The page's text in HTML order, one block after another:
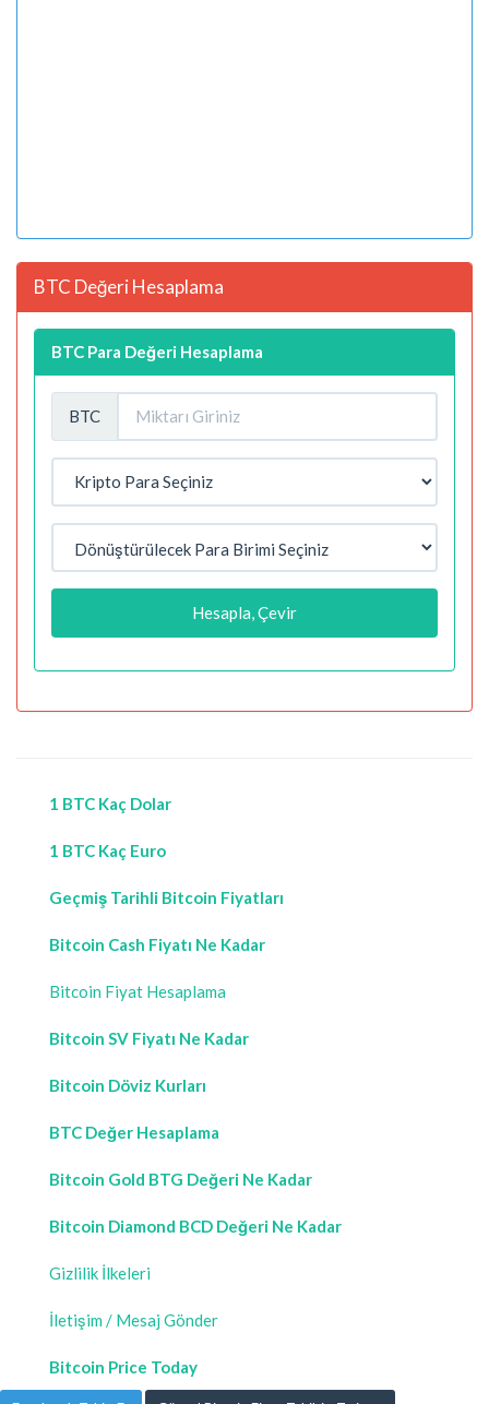
BTC Değeri Hesaplama
BTC Para Değeri Hesaplama
BTC
Hesapla, Çevir
1 BTC Kaç Dolar
1 BTC Kaç Euro
Geçmiş Tarihli Bitcoin Fiyatları
Bitcoin Cash Fiyatı Ne Kadar
Bitcoin Fiyat Hesaplama
Bitcoin SV Fiyatı Ne Kadar
Bitcoin Döviz Kurları
BTC Değer Hesaplama
Bitcoin Gold BTG Değeri Ne Kadar
Bitcoin Diamond BCD Değeri Ne Kadar
Gizlilik İlkeleri
İletişim / Mesaj Gönder
Bitcoin Price Today